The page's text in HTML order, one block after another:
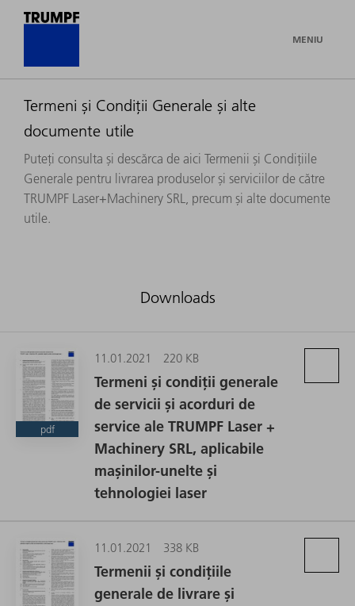
MENIU
Termeni şi Condiţii Generale şi alte
documente utile
Puteţi consulta şi descărca de aici Termenii şi Condiţiile
Generale pentru livrarea produselor şi serviciilor de către
TRUMPF Laser+Machinery SRL, precum şi alte documente
utile.
Downloads
pdf
11.01.2021 220 KB
Termeni și condiții generale
de servicii și acorduri de
service ale TRUMPF Laser +
Machinery SRL, aplicabile
mașinilor-unelte și
tehnologiei laser
11.01.2021 338 KB
Termenii și condițiile
generale de livrare și